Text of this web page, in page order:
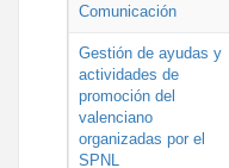
Comunicación
Gestión de ayudas y
actividades de
promoción del
valenciano
organizadas por el
SPNL